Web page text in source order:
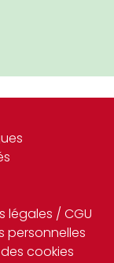
légales / CGU
personnelles
cookies